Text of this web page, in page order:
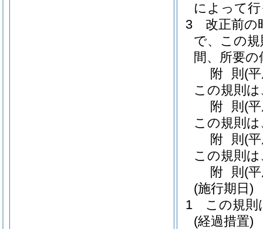
によって
3
改正前の
で、この
間、所要
附 則 (
この規則
附 則 (
この規則
附 則 (
この規則
附 則 (
(施行期日)
1
この規則
(経過措置)